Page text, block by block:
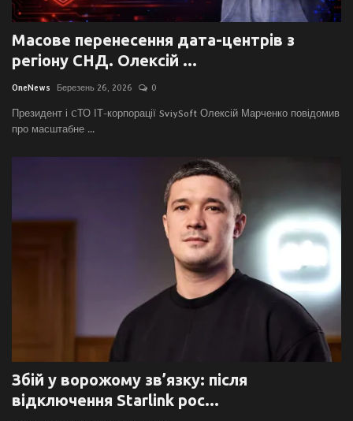
Масове перенесення дата-центрів з
регіону СНД. Олексій ...
OneNews Березень 26, 2026 0
Президент і CТО ІТ-корпорації SviySoft Олексій Марченко повідомив
про масштабне ...
Збій у ворожому зв’язку: після
відключення Starlink рос...